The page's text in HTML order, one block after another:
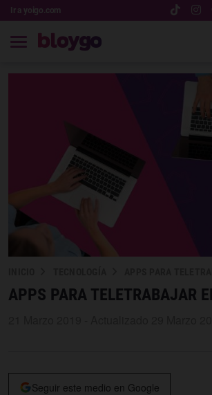
Ir a yoigo.com
APPS PARA TELETRABAJAR
Seguir este medio en Google